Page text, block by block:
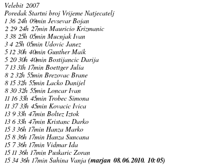
Velebit 2007
Poredak Startni broj Vrijeme Natjecatelj
1 36 24h 09min Jevsevar Bojan
2 29 24h 27min Mauricio Krizmanic
3 38 25h 05min Mucnjak Ivan
3 4 25h 05min Udovic Janez
5 12 30h 40min Gunther Maik
5 20 30h 40min Bostijancic Darija
7 13 31h 17min Boettger Julia
8 2 32h 55min Brezovac Brane
8 15 32h 55min Lacko Danijel
8 30 32h 55min Loncar Ivan
11 16 33h 45min Trobec Simona
11 37 33h 45min Kovacic Ivica
13 9 33h 47min Boltez Iztok
13 6 33h 47min Kristanc Darko
15 3 36h 17min Hanza Marko
15 8 36h 17min Hanza Suncana
15 7 36h 17min Vidmar Ida
15 11 36h 17min Puskaric Zoran
15 34 36h 17min Suhina Vanja (marjan 08.06.2010. 10:05)